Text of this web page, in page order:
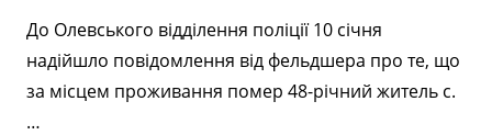
До Олевського відділення поліції 10 січня
надійшло повідомлення від фельдшера про те, що
за місцем проживання помер 48-річний житель с.
…